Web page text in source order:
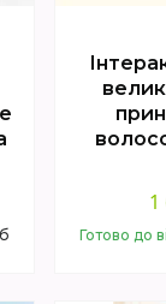
1
Готово до